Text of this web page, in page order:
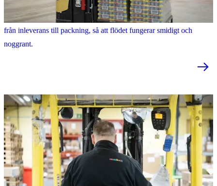
Lagerarbetare
Som lagerarbetare på Samhall säkerställer du att varor hanteras rätt
från inleverans till packning, så att flödet fungerar smidigt och
noggrant.